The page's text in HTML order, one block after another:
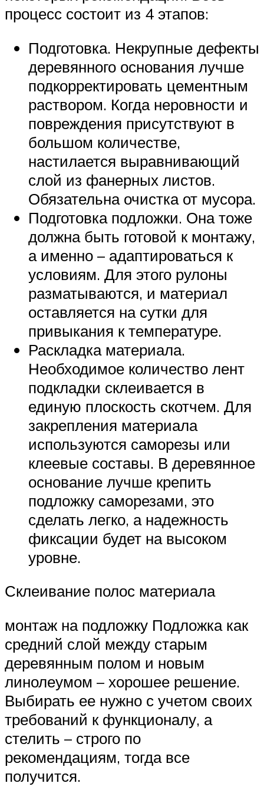
процесс состоит из 4 этапов:
Подготовка. Некрупные дефекты
деревянного основания лучше
подкорректировать цементным
раствором. Когда неровности и
повреждения присутствуют в
большом количестве,
настилается выравнивающий
слой из фанерных листов.
Обязательна очистка от мусора.
Подготовка подложки. Она тоже
должна быть готовой к монтажу,
а именно – адаптироваться к
условиям. Для этого рулоны
разматываются, и материал
оставляется на сутки для
привыкания к температуре.
Раскладка материала.
Необходимое количество лент
подкладки склеивается в
единую плоскость скотчем. Для
закрепления материала
используются саморезы или
клеевые составы. В деревянное
основание лучше крепить
подложку саморезами, это
сделать легко, а надежность
фиксации будет на высоком
уровне.
Склеивание полос материала
монтаж на подложку Подложка как
средний слой между старым
деревянным полом и новым
линолеумом – хорошее решение.
Выбирать ее нужно с учетом своих
требований к функционалу, а
стелить – строго по
рекомендациям, тогда все
получится.